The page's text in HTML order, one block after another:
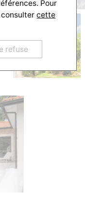
Pour
consultercette
refuse